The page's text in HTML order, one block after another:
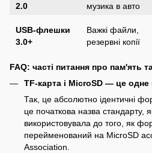
2.0
музика в авто
USB-флешки
3.0+
Важкі файли,
резервні копії
FAQ: часті питання про пам'ять
TF-карта і MicroSD — це одне
Так, це абсолютно ідентичні
це початкова назва стандарту,
використовувала до того, як
перейменований на MicroSD
Association.